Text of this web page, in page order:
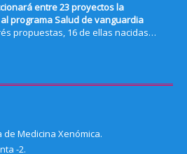
entre 23 proyectos la
programa Salud de vanguardia
propuestas, 16 de ellas nacidas…
de Medicina Xenómica.
-2.